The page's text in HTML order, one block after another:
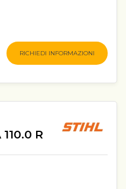
RICHIEDI INFORMAZIONI
R